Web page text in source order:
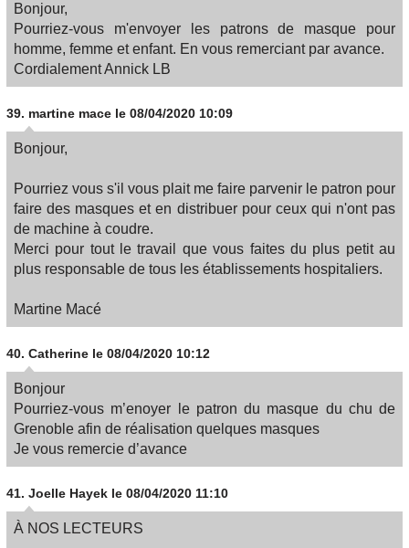
Bonjour,
Pourriez-vous m'envoyer les patrons de masque pour
homme, femme et enfant. En vous remerciant par avance.
Cordialement Annick LB
39. martine mace le 08/04/2020 10:09
Bonjour,
Pourriez vous s'il vous plait me faire parvenir le patron pour
faire des masques et en distribuer pour ceux qui n'ont pas
de machine à coudre.
Merci pour tout le travail que vous faites du plus petit au
plus responsable de tous les établissements hospitaliers.
Martine Macé
40. Catherine le 08/04/2020 10:12
Bonjour
Pourriez-vous m’enoyer le patron du masque du chu de
Grenoble afin de réalisation quelques masques
Je vous remercie d’avance
41. Joelle Hayek le 08/04/2020 11:10
À NOS LECTEURS